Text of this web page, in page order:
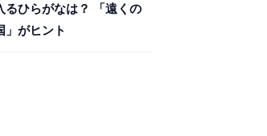
るひらがなは？ 「遠くの
」がヒント